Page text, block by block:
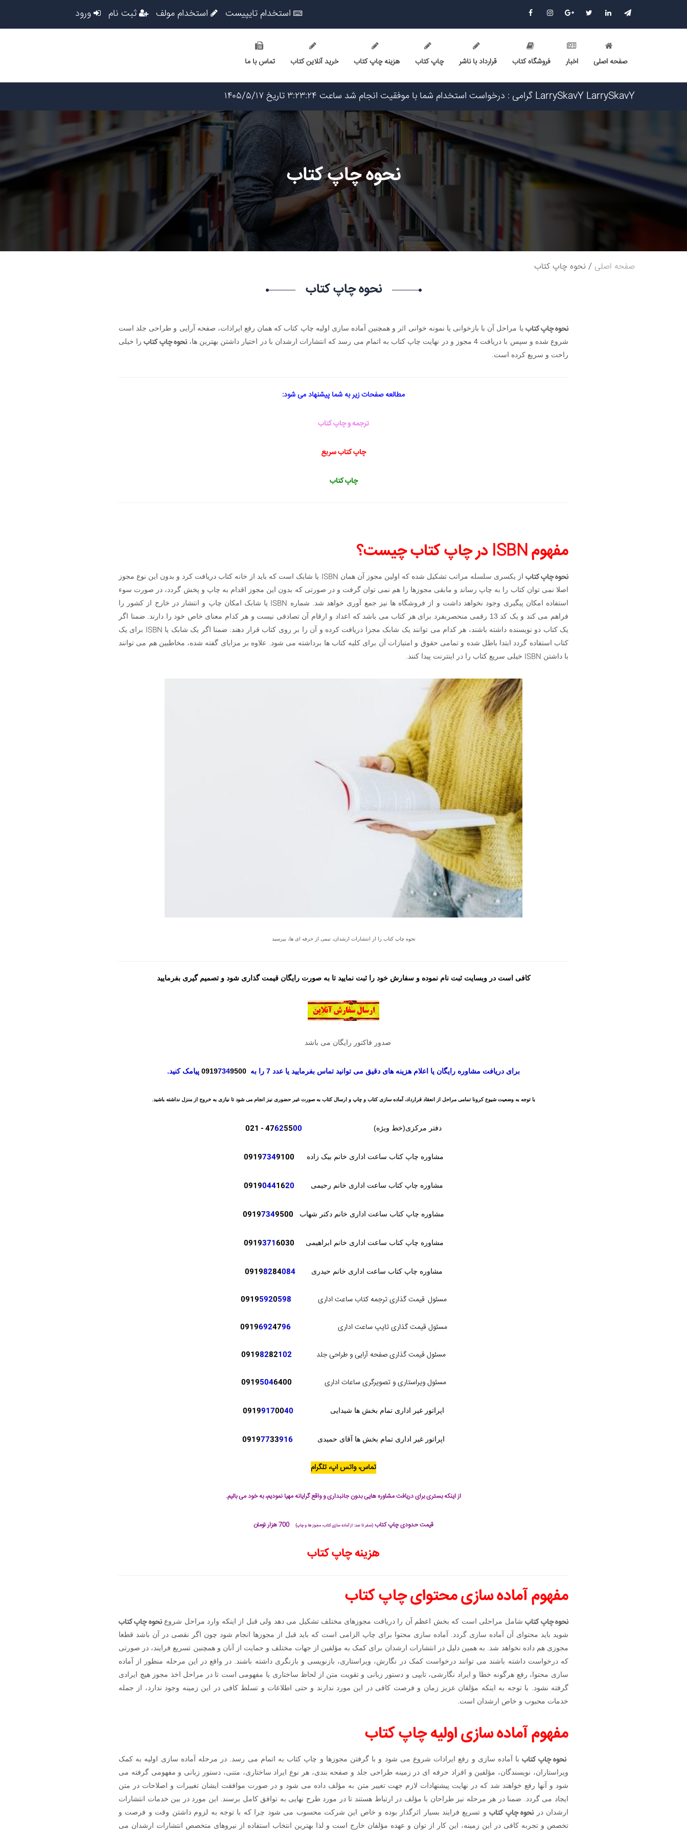
استخدام تایپیست استخدام مولف ثبت نام ورود
صفحه اصلی اخبار فروشگاه کتاب قرارداد با ناشر چاپ کتاب هزینه چاپ کتاب خرید آنلاین کتاب تماس با ما
Narkolog na dom_jmot Narkolog na dom_jmot گرامی : درخواست استخدام شما با موفقیت انجام شد ساعت ۰:۵۱:۱۷ تاریخ ۱۴۰۵/۵/۱۷
Narkolog na dom_yysn Narkolog na dom_yysn گرامی : درخواست استخدام شما با موفقیت انجام شد ساعت ۲۱:۲۱:۰ تاریخ ۱۴۰۵/۵/۱۶
avet mirakyan_fxet avet mirakyan_fxet گرامی : درخواست استخدام شما با موفقیت انجام شد ساعت ۱۶:۴۴:۵۳ تاریخ ۱۴۰۵/۵/۱۶
Skam-pyblikaciya_fiSt Skam-pyblikaciya_fiSt گرامی : درخواست استخدام شما با موفقیت انجام شد ساعت ۱۰:۵۷:۱۶ تاریخ ۱۴۰۵/۵/۱۶
Narkolog na dom_ziOa Narkolog na dom_ziOa گرامی : درخواست استخدام شما با موفقیت انجام شد ساعت ۵:۱۴:۲۱ تاریخ ۱۴۰۵/۵/۱۶
Narkolog na dom_idSi Narkolog na dom_idSi گرامی : درخواست استخدام شما با موفقیت انجام شد ساعت ۴:۵:۴۹ تاریخ ۱۴۰۵/۵/۱۷
Lychshie karnizi_moOl Lychshie karnizi_moOl گرامی : درخواست استخدام شما با موفقیت انجام شد ساعت ۴:۵:۴۹ تاریخ ۱۴۰۵/۵/۱۷
LarrySkavY LarrySkavY گرامی : درخواست استخدام شما با موفقیت انجام شد ساعت ۳:۲۳:۲۴ تاریخ ۱۴۰۵/۵/۱۷
نحوه چاپ کتاب
صفحه اصلی نحوه چاپ کتاب
نحوه چاپ کتاب
نحوه چاپ کتاب یا مراحل آن با بازخوانی یا نمونه خوانی اثر و همچنین آماده سازی اولیه چاپ کتاب که همان رفع ایرادات، صفحه آرایی و طراحی جلد است
شروع شده و سپس با دریافت 4 مجوز و در نهایت چاپ کتاب به اتمام می رسد که انتشارات ارشدان با در اختیار داشتن بهترین ها،
نحوه چاپ کتابرا خیلی
راحت و سریع کرده است.
مطالعه صفحات زیر به شما پیشنهاد می شود:
ترجمهو چاپ کتاب
چاپ کتاب سریع
چاپ کتاب
مفهوم ‏ISBN ‏ در چاپ کتاب چیست؟
نحوه چاپ کتاب از یکسری سلسله مراتب تشکیل شده که اولین مجوز آن همان ISBN یا شابک است که باید از خانه کتاب دریافت کرد و بدون این نوع مجوز
اصلا نمی توان کتاب را به چاپ رساند و مابقی مجوزها را هم نمی توان گرفت و در صورتی که بدون این مجوز اقدام به چاپ و پخش گردد، در صورت سوء
استفاده امکان پیگیری وجود نخواهد داشت و از فروشگاه ها نیز جمع آوری خواهد شد. شماره ISBN یا شابک امکان چاپ و انتشار در خارج از کشور را
فراهم می کند و یک کد 13 رقمی منحصربفرد برای هر کتاب می باشد که اعداد و ارقام آن تصادفی نیست و هر کدام معنای خاص خود را دارند. ضمنا اگر
یک کتاب دو نویسنده داشته باشند، هر کدام می توانند یک شابک مجزا دریافت کرده و آن را بر روی کتاب قرار دهند. ضمنا اگر یک شابک یا ISBN برای یک
کتاب استفاده گردد ابتدا باطل شده و تمامی حقوق و امتیازات آن برای کلیه کتاب ها برداشته می شود. علاوه بر مزایای گفته شده، مخاطبین هم می توانند
با داشتن ISBN خیلی سریع کتاب را در اینترنت پیدا کنند.
نحوه چاپ کتاب را از انتشارات ارشدان، تیمی از حرفه ای ها، بپرسید
کافی است در وبسایت ثبت نام نموده و سفارش خود را ثبت نمایید تا به صورت رایگان قیمت گذاری شود و تصمیم گیری بفرمایید
صدور فاکتور رایگان می باشد
برای دریافت مشاوره رایگان یا اعلام هزینه های دقیق می توانید تماس بفرمایید یا عدد 7 را به 09197349500 پیامک کنید.
با توجه به وضعیت شیوع کرونا تمامی مراحل از انعقاد قرارداد، آماده سازی کتاب و چاپ و ارسال کتاب به صورت غیر حضوری نیز انجام می شود تا نیازی به خروج از منزل نداشته باشید.
دفتر مرکزی(خط ویژه) 47625500
- 021
مشاوره چاپ کتاب ساعت اداری خانم بیک زاده 09197349100
مشاوره چاپ کتاب ساعت اداری خانم رحیمی 09190441620
مشاوره چاپ کتاب ساعت اداری خانم دکتر شهاب 09197349500
مشاوره چاپ کتاب ساعت اداری خانم ابراهیمی 3716030
مشاوره چاپ کتاب ساعت اداری خانم حیدری 0919
8284084
مسئول قیمت گذاری ترجمه کتاب ساعت اداری 09195920598
مسئول قیمت گذاری تایپ ساعت اداری 09196924796
مسئول قیمت گذاری صفحه آرایی و طراحی جلد 09198282102
مسئول ویراستاری و تصویرگری ساعات اداری 09195046400
اپراتور غیر اداری تمام بخش ها شیدایی 09199170040
اپراتور غیر اداری تمام بخش ها آقای حمیدی 09197733916
تماس، واتس اپ، تلگرام
از اینکه بستری برای دریافت مشاوره هایی بدون جانبداری و واقع گرایانه مهیا نمودیم، به خود می بالیم.
قیمت حدودی چاپ کتاب (صفر تا صد: از آماده سازی کتاب، مجوز ها و چاپ)
هزینه چاپ کتاب
مفهوم آماده سازی محتوای چاپ کتاب
نحوه چاپ کتابشامل مراحلی است که بخش اعظم آن را دریافت مجوزهای مختلف تشکیل می دهد ولی قبل از اینکه وارد مراحل شروعنحوه چاپ کتاب
شوید باید محتوای آن آماده سازی گردد. آماده سازی محتوا برای چاپ الزامی است که باید قبل از مجوزها انجام شود چون اگر نقصی در آن باشد قطعا
مجوزی هم داده نخواهد شد. به همین دلیل در انتشارات ارشدان برای کمک به مؤلفین از جهات مختلف و حمایت از آنان و همچنین تسریع فرایند، در صورتی
که درخواست داشته باشند می توانند درخواست کمک در نگارش، ویراستاری، بازنویسی و بازنگری داشته باشند. در واقع در این مرحله منظور از آماده
سازی محتوا، رفع هرگونه خطا و ایراد نگارشی، تایپی و دستور زبانی و تقویت متن از لحاظ ساختاری یا مفهومی است تا در مراحل اخذ مجوز هیچ ایرادی
گرفته نشود. با توجه به اینکه مؤلفان عزیز زمان و فرصت کافی در این مورد ندارند و حتی اطلاعات و تسلط کافی در این زمینه وجود ندارد، از جمله
خدمات محبوب و خاص ارشدان است.
مفهوم آماده سازی اولیه چاپ کتاب
نحوه چاپ کتاببا آماده سازی و رفع ایرادات شروع می شود و با گرفتن مجوزها و چاپ کتاب به اتمام می رسد. در مرحله آماده سازی اولیه به کمک
ویراستاران، نویسندگان، مؤلفین و افراد حرفه ای در زمینه طراحی جلد و صفحه بندی، هر نوع ایراد ساختاری، متنی، دستور زبانی و مفهومی گرفته می
شود و آنها رفع خواهند شد که در نهایت پیشنهادات لازم جهت تغییر متن به مؤلف داده می شود و در صورت موافقت ایشان تغییرات و اصلاحات در متن
ایجاد می گردد. ضمنا در هر مرحله نیز طراحان با مؤلف در ارتباط هستند تا در مورد طرح نهایی به توافق کامل برسند. این مورد در بین خدمات انتشارات
ارشدان در نحوه چاپ کتابو تسریع فرایند بسیار اثرگذار بوده و خاص این شرکت محسوب می شود چرا که با توجه به لزوم داشتن وقت و فرصت و
تخصص و تجربه کافی در این زمینه، این کار از توان و عهده مؤلفان خارج است و لذا بهترین انتخاب استفاده از نیروهای متخصص انتشارات ارشدان می